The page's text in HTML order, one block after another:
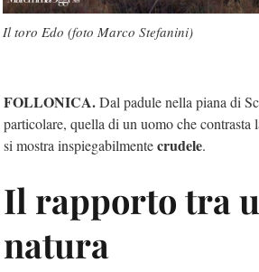
Il toro Edo (foto Marco Stefanini)
FOLLONICA.Dal padule nella piana di
particolare, quella di un uomo che contrasta
si mostra inspiegabilmentecrudele.
Il rapporto tra
natura